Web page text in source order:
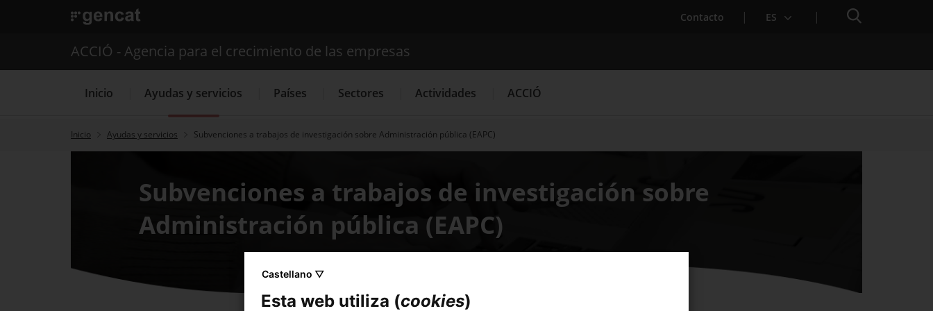
. Abrir en una nueva ventana. Contacto ES Buscador
Buscador
ACCIÓ - Agencia para el crecimiento de las empresas
Inicio Ayudas y servicios Países Sectores Actividades ACCIÓ
Inicio Ayudas y servicios Subvenciones a trabajos de investigación sobre Administración pública (EAPC)
Subvenciones a trabajos de investigación sobre
Administración pública (EAPC)
Castellano ▽
Esta web utiliza (cookies)